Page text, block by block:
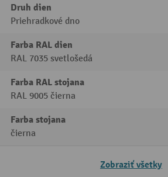
Druh dien
Priehradkové dno
Farba RAL dien
RAL 7035 svetlošedá
Farba RAL stojana
RAL 9005 čierna
Farba stojana
čierna
Zobraziť všetky